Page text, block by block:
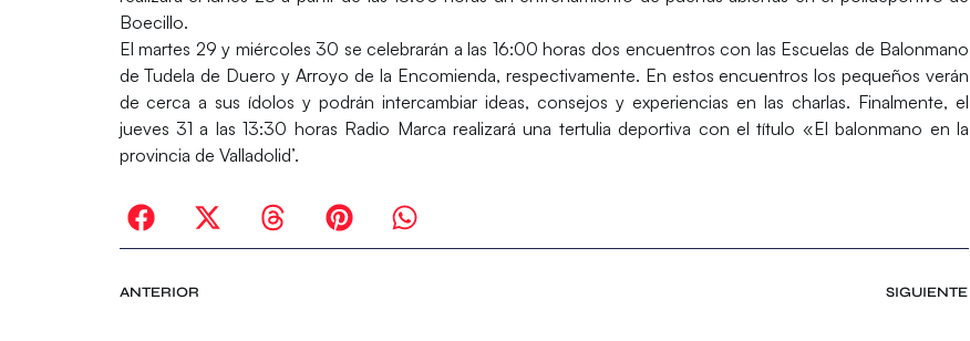
Boecillo.
El martes 29 y miércoles 30 se celebrarán a las 16:00 horas dos encuentros con las Escuelas de Balonmano
de Tudela de Duero y Arroyo de la Encomienda, respectivamente. En estos encuentros los pequeños verán
de cerca a sus ídolos y podrán intercambiar ideas, consejos y experiencias en las charlas. Finalmente, el
jueves 31 a las 13:30 horas Radio Marca realizará una tertulia deportiva con el título «El balonmano en la
provincia de Valladolid’.
ANTERIOR SIGUIENTE